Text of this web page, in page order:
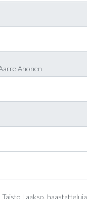
Ahonen
Laakso, haastatteluja,